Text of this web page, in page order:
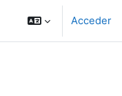
Acceder